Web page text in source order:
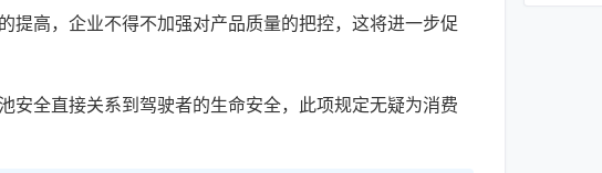
提高，企业不得不加强对产品质量的把控，这将进一步促
安全直接关系到驾驶者的生命安全，此项规定无疑为消费